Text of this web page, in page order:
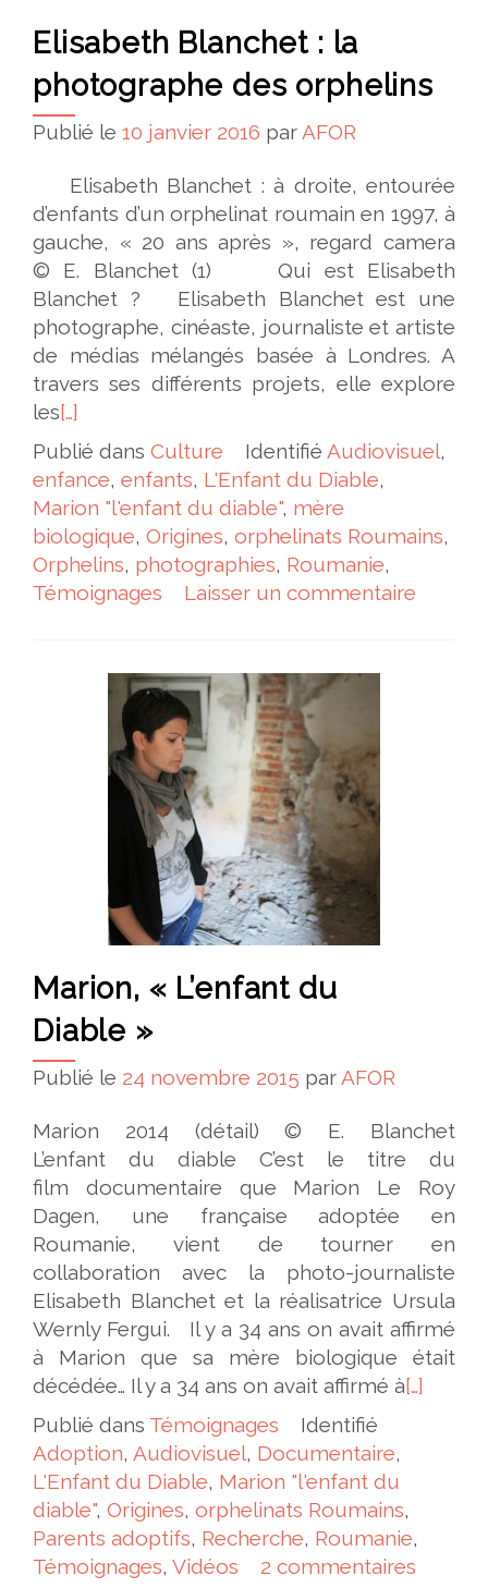
Elisabeth Blanchet : la
photographe des orphelins
Publié le 10 janvier 2016 par AFOR
Elisabeth Blanchet : à droite, entourée
d’enfants d’un orphelinat roumain en 1997, à
gauche, « 20 ans après », regard camera
© E. Blanchet (1) Qui est Elisabeth
Blanchet ? Elisabeth Blanchet est une
photographe, cinéaste, journaliste et artiste
de médias mélangés basée à Londres. A
travers ses différents projets, elle explore
les[…]
Publié dans Culture Identifié Audiovisuel,
enfance, enfants, L'Enfant du Diable,
Marion "l'enfant du diable", mère
biologique, Origines, orphelinats Roumains,
Orphelins, photographies, Roumanie,
Témoignages
Laisser un commentaire
Marion, « L’enfant du
Diable »
Publié le 24 novembre 2015 par AFOR
Marion 2014 (détail) © E. Blanchet
L’enfant du diable C’est le titre du
film documentaire que Marion Le Roy
Dagen, une française adoptée en
Roumanie, vient de tourner en
collaboration avec la photo-journaliste
Elisabeth Blanchet et la réalisatrice Ursula
Wernly Fergui. Il y a 34 ans on avait affirmé
à Marion que sa mère biologique était
décédée… Il y a 34 ans on avait affirmé à[…]
Publié dans Témoignages
Identifié
Adoption, Audiovisuel, Documentaire,
L'Enfant du Diable, Marion "l'enfant du
diable", Origines, orphelinats Roumains,
Parents adoptifs, Recherche, Roumanie,
Témoignages, Vidéos 2 commentaires